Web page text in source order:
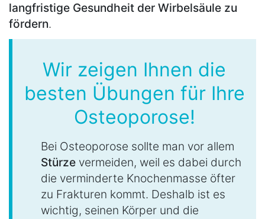
langfristige Gesundheit der Wirbelsäule zu
fördern.
Wir zeigen Ihnen die
besten Übungen für Ihre
Osteoporose!
Bei Osteoporose sollte man vor allem
Stürze vermeiden, weil es dabei durch
die verminderte Knochenmasse öfter
zu Frakturen kommt. Deshalb ist es
wichtig, seinen Körper und die